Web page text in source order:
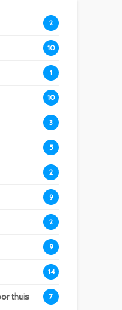
2
10
1
10
3
5
2
9
2
9
14
thuis 7